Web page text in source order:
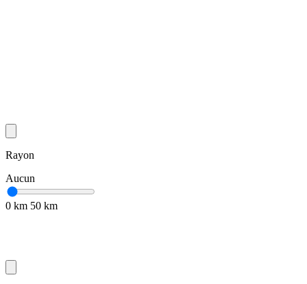
Rayon
Aucun
0 km 50 km